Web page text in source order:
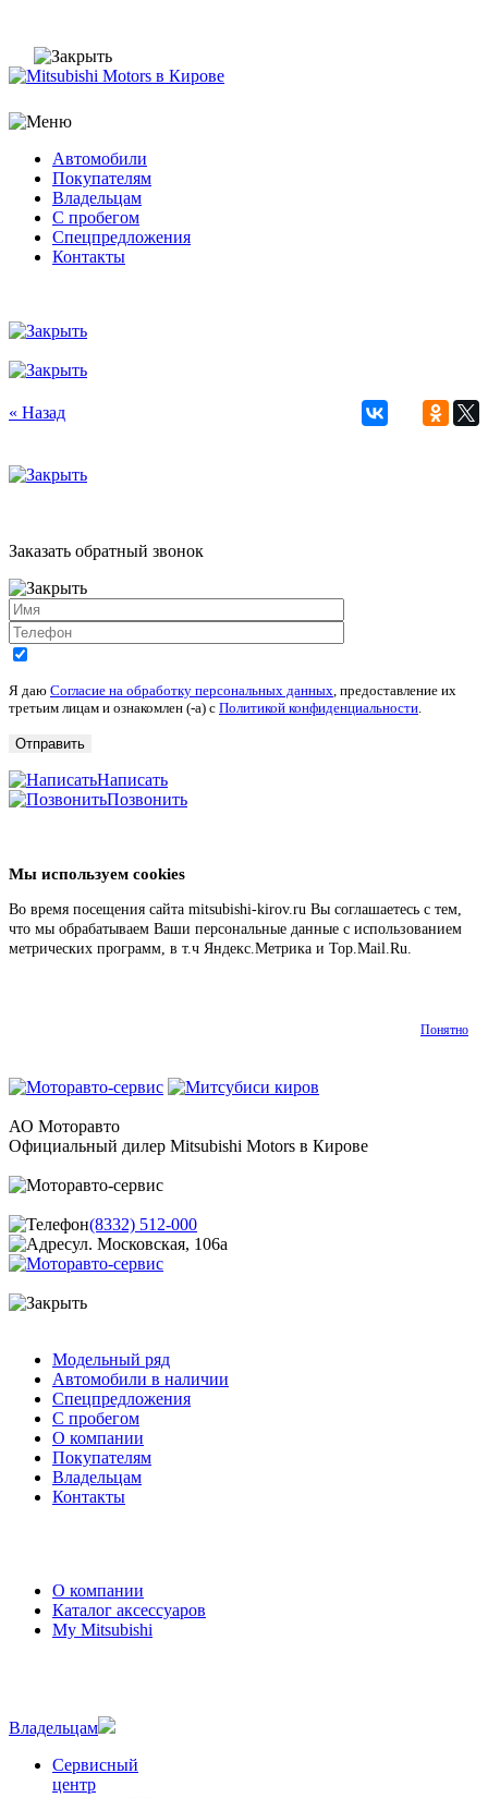
Автомобили
Покупателям
Владельцам
С пробегом
Спецпредложения
Контакты
« Назад
Заказать обратный звонок
Я даю Согласие на обработку персональных данных, предоставление их
третьим лицам и ознакомлен (-а) c Политикой конфиденциальности.
Написать
Позвонить
Мы используем cookies
Во время посещения сайта mitsubishi-kirov.ru Вы соглашаетесь с тем,
что мы обрабатываем Ваши персональные данные с использованием
метрических программ, в т.ч Яндекс.Метрика и Top.Mail.Ru.
Понятно
АО Моторавто
Официальный дилер Mitsubishi Motors в Кирове
(8332) 512-000
ул. Московская, 106а
Модельный ряд
Автомобили в наличии
Спецпредложения
С пробегом
О компании
Покупателям
Владельцам
Контакты
О компании
Каталог аксессуаров
My Mitsubishi
Владельцам
Сервисный
центр